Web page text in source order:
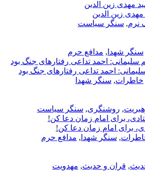
نرم, سنگر سیاست
سنگر شهدا , مدافع حرم
احمد تداعی رفتارهای جنگ بود
خاطرات, سنگر شهدا
, روشنگری, سنگر سیاست
برای امام زمان دعا کن!
, سنگر شهدا , مدافع حرم
, قران و حدیث, مهدویت